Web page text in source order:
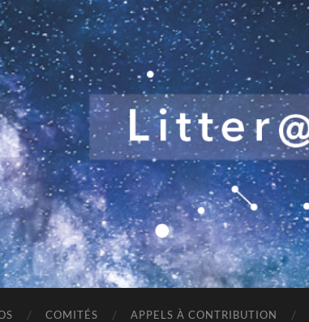
COMITÉS APPELS À CONTRIBUTION